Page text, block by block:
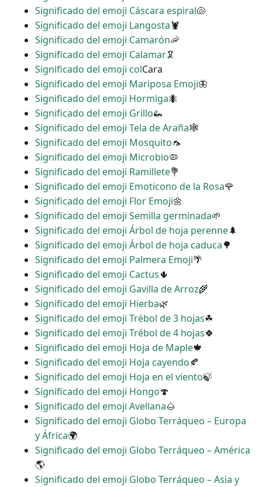
Significado del emoji Cáscara espiral🐚
Significado del emoji Langosta🦞
Significado del emoji Camarón🦐
Significado del emoji Calamar🦑
Significado del emoji colCara
Significado del emoji Mariposa Emoji🦋
Significado del emoji Hormiga🐜
Significado del emoji Grillo🦗
Significado del emoji Tela de Araña🕸
Significado del emoji Mosquito🦟
Significado del emoji Microbio🦠
Significado del emoji Ramillete💐
Significado del emoji Emoticono de la Rosa🌹
Significado del emoji Flor Emoji🌼
Significado del emoji Semilla germinada🌱
Significado del emoji Árbol de hoja perenne🌲
Significado del emoji Árbol de hoja caduca🌳
Significado del emoji Palmera Emoji🌴
Significado del emoji Cactus🌵
Significado del emoji Gavilla de Arroz🌾
Significado del emoji Hierba🌿
Significado del emoji Trébol de 3 hojas☘
Significado del emoji Trébol de 4 hojas🍀
Significado del emoji Hoja de Maple🍁
Significado del emoji Hoja cayendo🍂
Significado del emoji Hoja en el viento🍃
Significado del emoji Hongo🍄
Significado del emoji Avellana🌰
Significado del emoji Globo Terráqueo – Europa
y África🌍
Significado del emoji Globo Terráqueo – América
🌎
Significado del emoji Globo Terráqueo – Asia y